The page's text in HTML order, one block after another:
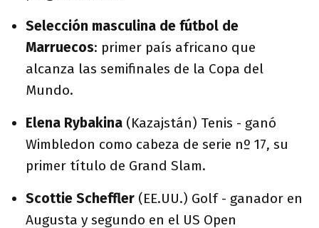
Selección masculina de fútbol de
Marruecos: primer país africano que
alcanza las semifinales de la Copa del
Mundo.
Elena Rybakina (Kazajstán) Tenis - ganó
Wimbledon como cabeza de serie nº 17, su
primer título de Grand Slam.
Scottie Scheffler (EE.UU.) Golf - ganador en
Augusta y segundo en el US Open